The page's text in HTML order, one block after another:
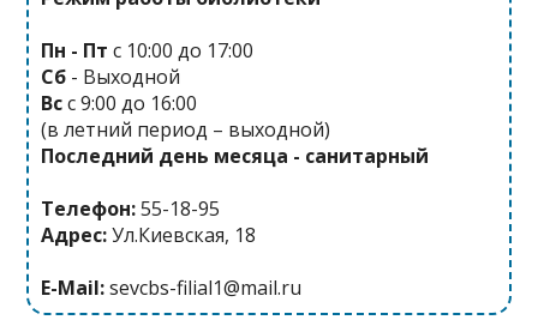
п
и
с
я
м
Пн - Пт с 10:00 до 17:00
Сб - Выходной
Всс 9:00 до 16:00
(в летний период – выходной)
Последний день месяца - санитарный
Телефон:55-18-95
Адрес:Ул.Киевская, 18
E-Mail:sevcbs-filial1@mail.ru